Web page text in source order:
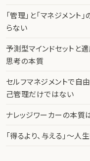
「管理」と「マネジメン
らない
予測型マインドセットと
思考の本質
セルフマネジメントで自
己管理だけではない
ナレッジワーカーの本
「得るより、与える」〜